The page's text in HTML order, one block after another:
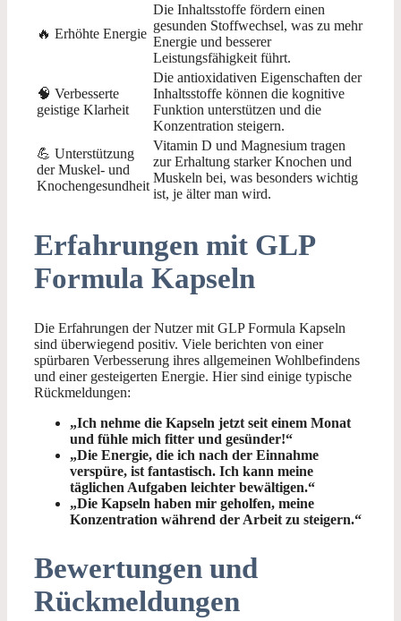
🔥 Erhöhte Energie
Die Inhaltsstoffe fördern einen
gesunden Stoffwechsel, was zu mehr
Energie und besserer
Leistungsfähigkeit führt.
🧠 Verbesserte
geistige Klarheit
Die antioxidativen Eigenschaften der
Inhaltsstoffe können die kognitive
Funktion unterstützen und die
Konzentration steigern.
💪 Unterstützung
der Muskel- und
Knochengesundheit
Vitamin D und Magnesium tragen
zur Erhaltung starker Knochen und
Muskeln bei, was besonders wichtig
ist, je älter man wird.
Erfahrungen mit GLP
Formula Kapseln
Die Erfahrungen der Nutzer mit GLP Formula Kapseln
sind überwiegend positiv. Viele berichten von einer
spürbaren Verbesserung ihres allgemeinen Wohlbefindens
und einer gesteigerten Energie. Hier sind einige typische
Rückmeldungen:
„Ich nehme die Kapseln jetzt seit einem Monat
und fühle mich fitter und gesünder!“
„Die Energie, die ich nach der Einnahme
verspüre, ist fantastisch. Ich kann meine
täglichen Aufgaben leichter bewältigen.“
„Die Kapseln haben mir geholfen, meine
Konzentration während der Arbeit zu steigern.“
Bewertungen und
Rückmeldungen